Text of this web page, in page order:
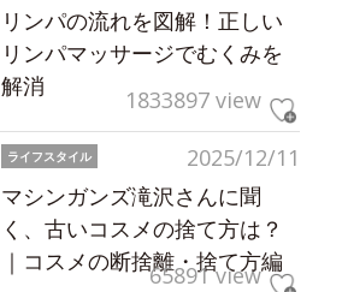
リンパの流れを図解！正しい
リンパマッサージでむくみを
解消
1833897 view
2025/12/11
ライフスタイル
マシンガンズ滝沢さんに聞
く、古いコスメの捨て方は？
｜コスメの断捨離・捨て方編
65891 view